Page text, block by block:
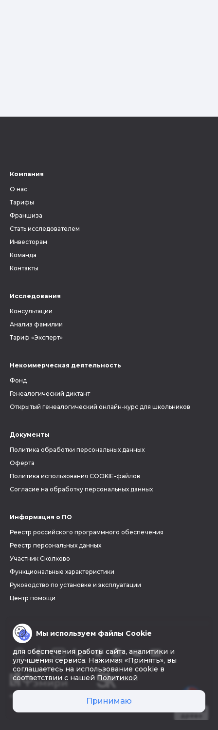
Компания
О нас
Тарифы
Франшиза
Стать исследователем
Инвесторам
Команда
Контакты
Исследования
Консультации
Анализ фамилии
Тариф «Эксперт»
Некоммерческая деятельность
Фонд
Генеалогический диктант
Открытый генеалогический онлайн-курс для школьников
Документы
Политика обработки персональных данных
Оферта
Политика использования COOKIE-файлов
Согласие на обработку персональных данных
Информация о ПО
Реестр российского программного обеспечения
Реестр персональных данных
Участник Сколково
Функциональные характеристики
Руководство по установке и эксплуатации
Центр помощи
© 2026 «Фэмири»
Мы используем файлы Cookie
для обеспечения работы сайта, аналитики и
улучшения сервиса. Нажимая «Принять», вы
соглашаетесь на использование cookie в
соответствии с нашей Политикой
Принимаю
Создать